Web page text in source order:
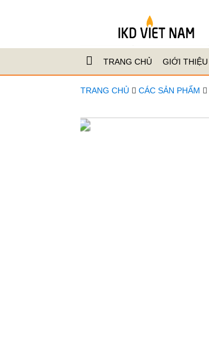
TRANG CHỦ GIỚI THIỆU
TRANG CHỦ CÁC SẢN PHẨM